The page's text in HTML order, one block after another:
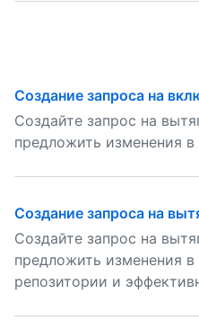
Создание запроса на
Создайте запрос на
предложить изменения
Создание запроса на
Создайте запрос на
предложить изменения
репозитории и